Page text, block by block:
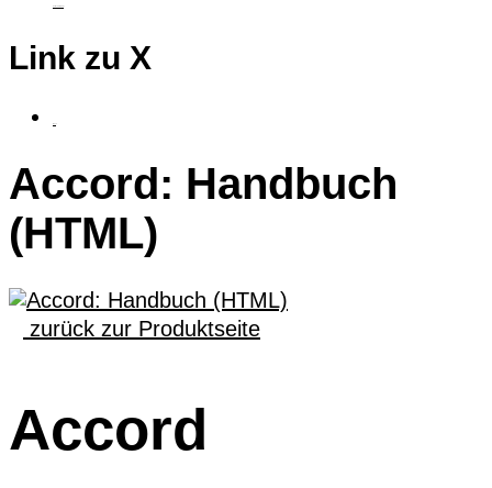
Link zu X
Accord: Handbuch
(HTML)
zurück zur Produktseite
Accord